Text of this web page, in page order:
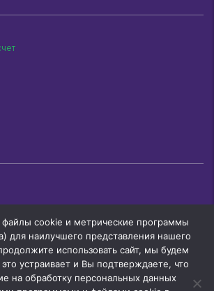
cookie и метрические программы
для наилучшего представления нашего
использовать сайт, мы будем
это устраивает и Вы подтверждаете, что
на обработку персональных данных